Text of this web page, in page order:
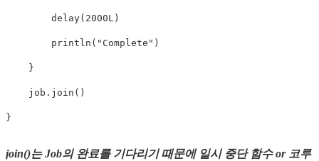
delay( 2000L )
println ( "Complete" )
}
    job
. join ( )
}
join()는 Job의 완료를 기다리기 때문에 일시 중단 함수 or 코루